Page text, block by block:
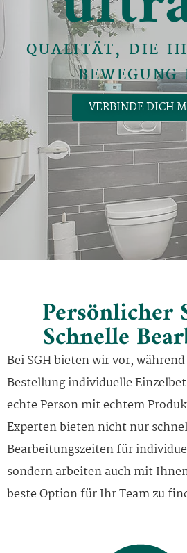
QUALITÄT, DIE
VERBINDE DICH
Persönlicher
Schnelle
Bei SGH bieten wir vor,
Bestellung individuelle
echte Person mit echtem
Experten bieten nicht nur
Bearbeitungszeiten für
sondern arbeiten auch mit
beste Option für Ihr Team zu